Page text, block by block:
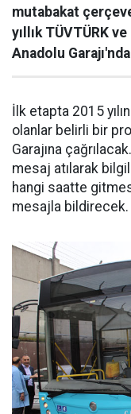
mutabakat
yıllık TÜVTÜRK
Anadolu
İlk etapta 2015
olanlar belirli bir
Garajına
mesaj atılarak
hangi saatte
mesajla bildirecek.